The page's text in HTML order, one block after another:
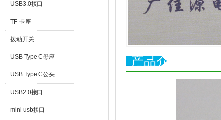
USB3.0接口
TF-卡座
拨动开关
USB Type C母座
USB Type C公头
USB2.0接口
mini usb接口
产品介绍